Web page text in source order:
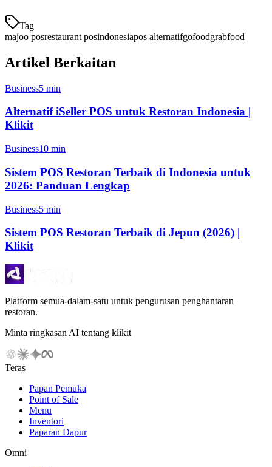
Tag
majoo posrestaurant posindonesiapos alternatifgofoodgrabfood
Artikel Berkaitan
Business5 min
Alternatif iSeller POS untuk Restoran Indonesia |
Klikit
Business10 min
Sistem POS Restoran Terbaik di Indonesia untuk
2026: Panduan Lengkap
Business5 min
Sistem POS Restoran Terbaik di Jepun (2026) |
Klikit
Platform semua-dalam-satu untuk pengurusan penghantaran
restoran.
Minta ringkasan AI tentang klikit
Teras
Papan Pemuka
Point of Sale
Menu
Inventori
Paparan Dapur
Omni